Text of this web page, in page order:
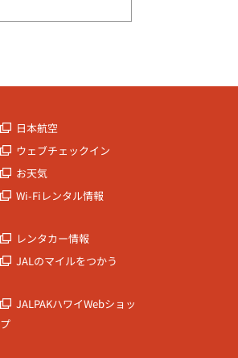
日本航空
ウェブチェックイン
お天気
Wi-Fiレンタル情報
レンタカー情報
JALのマイルをつかう
JALPAKハワイWebショッ
プ